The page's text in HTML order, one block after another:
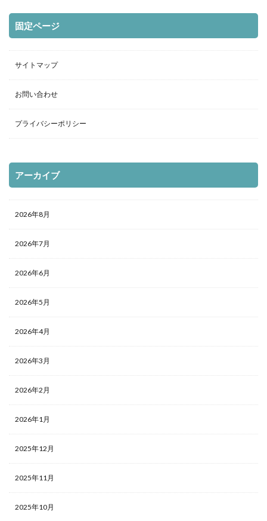
固定ページ
サイトマップ
お問い合わせ
プライバシーポリシー
アーカイブ
2026年8月
2026年7月
2026年6月
2026年5月
2026年4月
2026年3月
2026年2月
2026年1月
2025年12月
2025年11月
2025年10月